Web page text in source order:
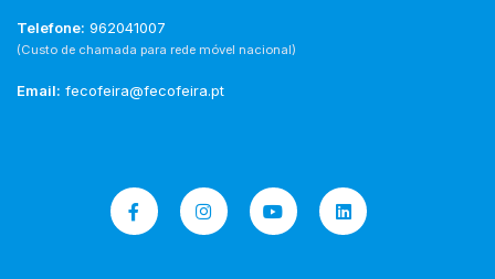
Telefone: 962041007
(Custo de chamada para rede móvel nacional)
Email: fecofeira@fecofeira.pt